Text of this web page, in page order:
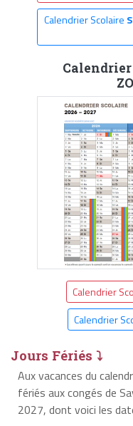
Calendrier Scolaire
Calendrier
Calendrier
Calendrier
Jours Fériés ⤵
Aux vacances du
fériés aux congés de
2027, dont voici les